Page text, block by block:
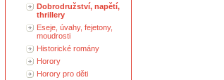
Dobrodružství, napětí,
thrillery
Eseje, úvahy, fejetony,
moudrosti
Historické romány
Horory
Horory pro děti